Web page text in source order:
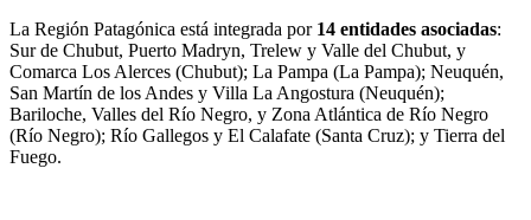
La Región Patagónica está integrada por 14 entidades asociadas:
Sur de Chubut, Puerto Madryn, Trelew y Valle del Chubut, y
Comarca Los Alerces (Chubut); La Pampa (La Pampa); Neuquén,
San Martín de los Andes y Villa La Angostura (Neuquén);
Bariloche, Valles del Río Negro, y Zona Atlántica de Río Negro
(Río Negro); Río Gallegos y El Calafate (Santa Cruz); y Tierra del
Fuego.